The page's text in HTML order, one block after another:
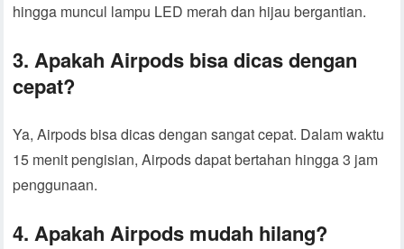
hingga muncul lampu LED merah dan hijau bergantian.
3. Apakah Airpods bisa dicas dengan
cepat?
Ya, Airpods bisa dicas dengan sangat cepat. Dalam waktu
15 menit pengisian, Airpods dapat bertahan hingga 3 jam
penggunaan.
4. Apakah Airpods mudah hilang?